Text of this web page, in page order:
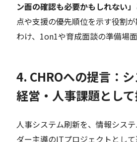
ン面の確認も必要かもしれない」
点や支援の優先順位を示す役割
わけ、1on1や育成面談の準備場面
4. CHROへの提言：
経営・人事課題とし
人事システム刷新を、情報シス
ダー主導のITプロジェクトとして